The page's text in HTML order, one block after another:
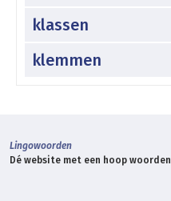
klassen
klemmen
Lingowoorden
Dé website met een hoop woorden